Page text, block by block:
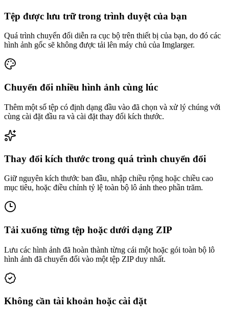
Tệp được lưu trữ trong trình duyệt của bạn
Quá trình chuyển đổi diễn ra cục bộ trên thiết bị của bạn, do đó các
hình ảnh gốc sẽ không được tải lên máy chủ của Imglarger.
Chuyển đổi nhiều hình ảnh cùng lúc
Thêm một số tệp có định dạng đầu vào đã chọn và xử lý chúng với
cùng cài đặt đầu ra và cài đặt thay đổi kích thước.
Thay đổi kích thước trong quá trình chuyển đổi
Giữ nguyên kích thước ban đầu, nhập chiều rộng hoặc chiều cao
mục tiêu, hoặc điều chỉnh tỷ lệ toàn bộ lô ảnh theo phần trăm.
Tải xuống từng tệp hoặc dưới dạng ZIP
Lưu các hình ảnh đã hoàn thành từng cái một hoặc gói toàn bộ lô
hình ảnh đã chuyển đổi vào một tệp ZIP duy nhất.
Không cần tài khoản hoặc cài đặt